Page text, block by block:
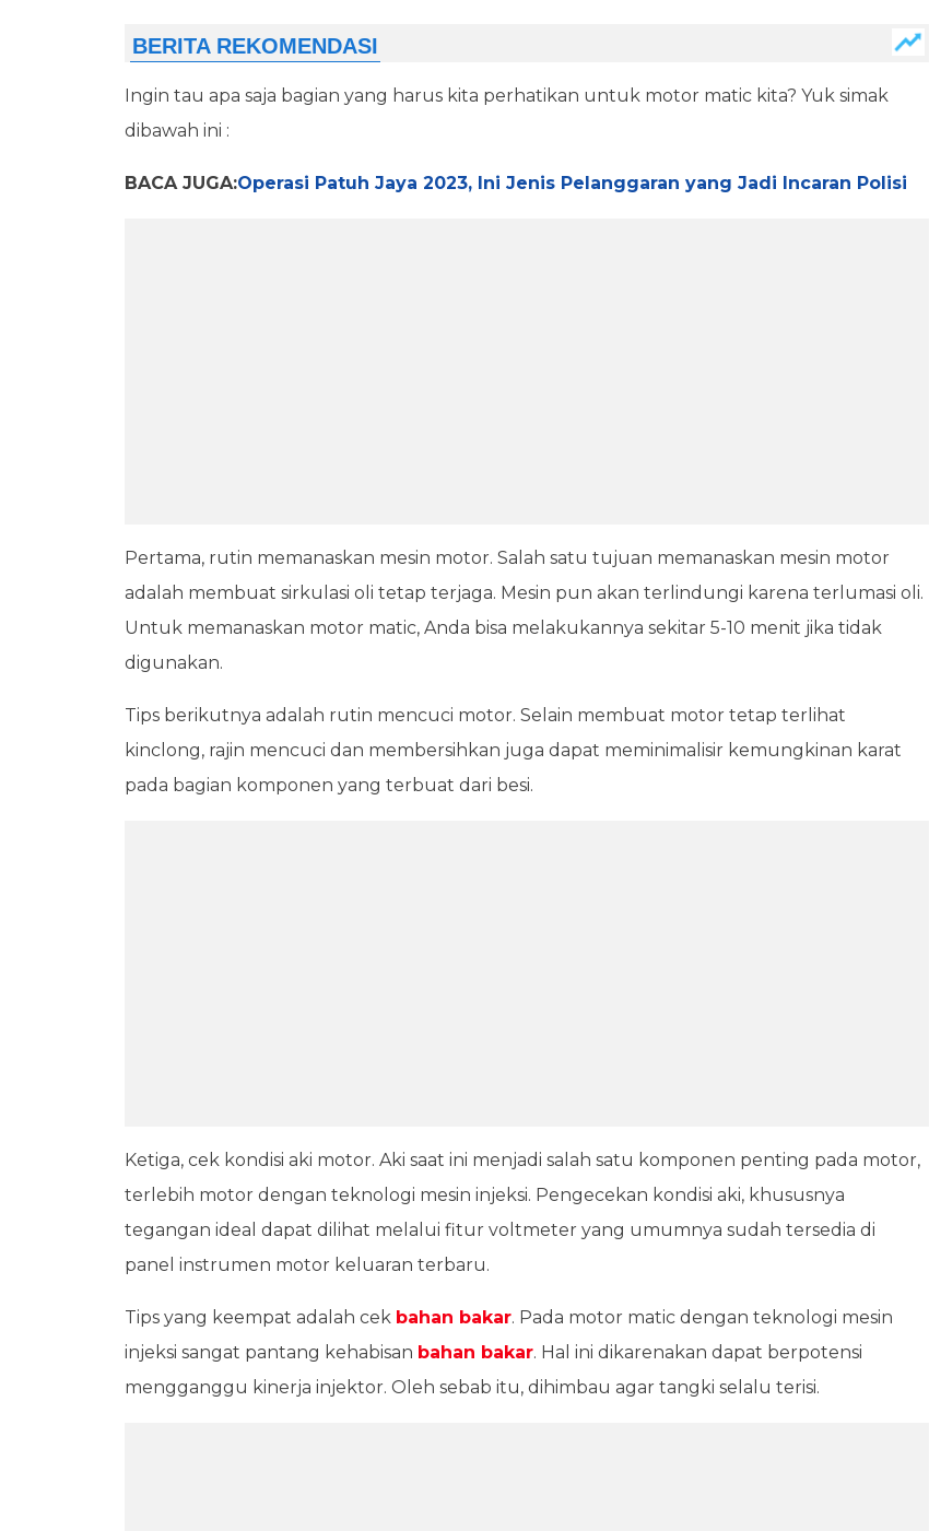
Ingin tau apa saja bagian yang harus kita perhatikan untuk motor matic kita? Yuk simak
dibawah ini :
BACA JUGA:Operasi Patuh Jaya 2023, Ini Jenis Pelanggaran yang Jadi Incaran Polisi
Pertama, rutin memanaskan mesin motor. Salah satu tujuan memanaskan mesin motor
adalah membuat sirkulasi oli tetap terjaga. Mesin pun akan terlindungi karena terlumasi oli.
Untuk memanaskan motor matic, Anda bisa melakukannya sekitar 5-10 menit jika tidak
digunakan.
Tips berikutnya adalah rutin mencuci motor. Selain membuat motor tetap terlihat
kinclong, rajin mencuci dan membersihkan juga dapat meminimalisir kemungkinan karat
pada bagian komponen yang terbuat dari besi.
Ketiga, cek kondisi aki motor. Aki saat ini menjadi salah satu komponen penting pada motor,
terlebih motor dengan teknologi mesin injeksi. Pengecekan kondisi aki, khususnya
tegangan ideal dapat dilihat melalui fitur voltmeter yang umumnya sudah tersedia di
panel instrumen motor keluaran terbaru.
Tips yang keempat adalah cek bahan bakar. Pada motor matic dengan teknologi mesin
injeksi sangat pantang kehabisan bahan bakar. Hal ini dikarenakan dapat berpotensi
mengganggu kinerja injektor. Oleh sebab itu, dihimbau agar tangki selalu terisi.